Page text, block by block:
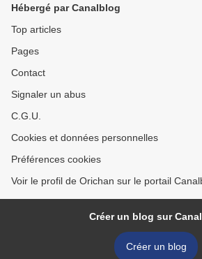
Hébergé par Canalblog
Top articles
Pages
Contact
Signaler un abus
C.G.U.
Cookies et données personnelles
Préférences cookies
Voir le profil de Orichan sur le portail
Créer un blog sur
Créer un blog